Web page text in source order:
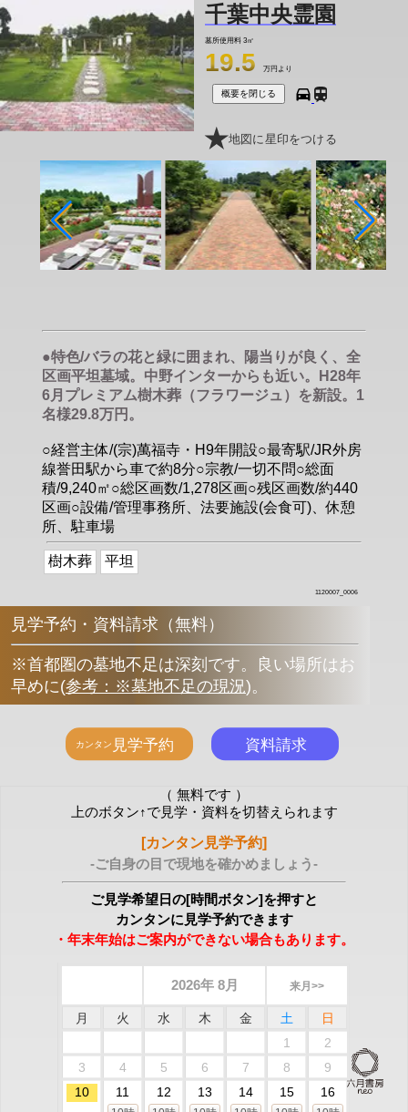
千葉中央霊園
墓所使用料 3㎡
19.5 万円より
概要を閉じる
地図に星印をつける
●特色/バラの花と緑に囲まれ、陽当りが良く、全
区画平坦墓域。中野インターからも近い。H28年
6月プレミアム樹木葬（フラワージュ）を新設。1
名様29.8万円。
○経営主体/(宗)萬福寺・H9年開設○最寄駅/JR外房
線誉田駅から車で約8分○宗教/一切不問○総面
積/9,240㎡○総区画数/1,278区画○残区画数/約440
区画○設備/管理事務所、法要施設(会食可)、休憩
所、駐車場
樹木葬 平坦
1120007_0006
見学予約・資料請求（無料）
※首都圏の墓地不足は深刻です。良い場所はお
早めに(参考：※墓地不足の現況)。
（ 無料です ）
上のボタン↑で見学・資料を切替えられます
[カンタン見学予約]
-ご自身の目で現地を確かめましょう-
ご見学希望日の[時間ボタン]を押すと
カンタンに見学予約できます
・年末年始はご案内ができない場合もあります。
2026年 8月 来月>>
月 火 水 木 金 土
日
1
2
3
4 5 6 7 8
9
10
11 12 13 14 15 16